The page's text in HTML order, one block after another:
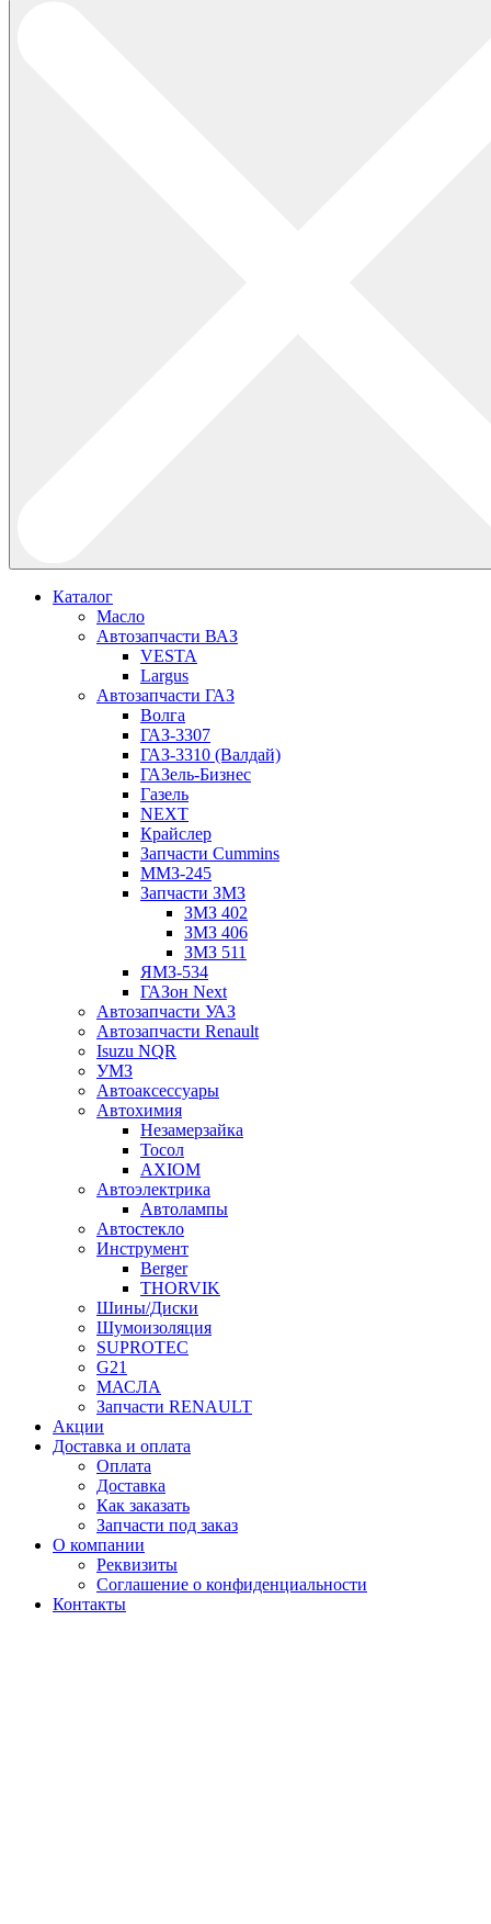
Каталог
Масло
Автозапчасти ВАЗ
VESTA
Largus
Автозапчасти ГАЗ
Волга
ГАЗ-3307
ГАЗ-3310 (Валдай)
ГАЗель-Бизнес
Газель
NEXT
Крайслер
Запчасти Cummins
ММЗ-245
Запчасти ЗМЗ
ЗМЗ 402
ЗМЗ 406
ЗМЗ 511
ЯМЗ-534
ГАЗон Next
Автозапчасти УАЗ
Автозапчасти Renault
Isuzu NQR
УМЗ
Автоаксессуары
Автохимия
Незамерзайка
Тосол
AXIOM
Автоэлектрика
Автолампы
Автостекло
Инструмент
Berger
THORVIK
Шины/Диски
Шумоизоляция
SUPROTEC
G21
МАСЛА
Запчасти RENAULT
Акции
Доставка и оплата
Оплата
Доставка
Как заказать
Запчасти под заказ
О компании
Реквизиты
Соглашение о конфиденциальности
Контакты